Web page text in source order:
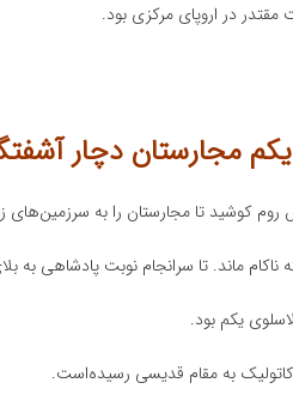
در اروپای مرکزی بود.
مجارستان دچار
کوشید تا مجارستان را به سرزمین‌های
ماند. تا سرانجام نوبت پادشاهی
یکم بود.
به مقام قدیسی رسیده‌است.